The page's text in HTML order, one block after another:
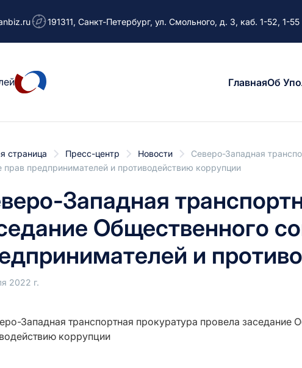
191311, Санкт-Петербург, ул. Смольного, д. 3, каб. 1-52, 1-55
ГлавнаяОб
страница Пресс-центр Новости
Северо-Западная
прав предпринимателей и противодействию коррупции
Западная
Общественного
и
2022 г.